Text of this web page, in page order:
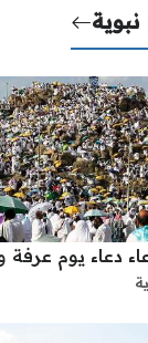
دعاء يوم